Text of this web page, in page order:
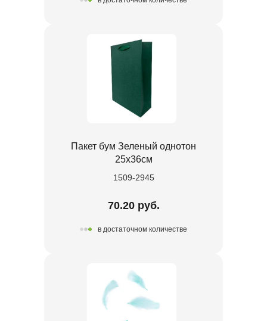
Пакет бум Зеленый однотон
25х36см
1509-2945
70.20 руб.
в достаточном количестве